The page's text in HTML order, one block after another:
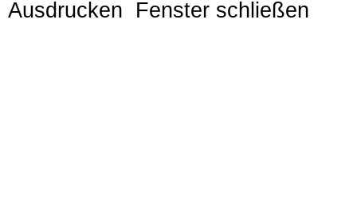
Ausdrucken Fenster schließen